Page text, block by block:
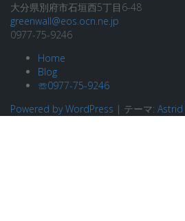
大分県別府市石垣西5丁目6-48
greenwall@eos.ocn.ne.jp
0977-75-9246
Home
Blog
☏0977-75-9246
Powered by WordPress | テーマ: Astrid